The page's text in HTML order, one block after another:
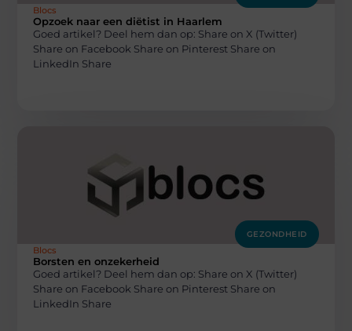
Blocs
Opzoek naar een diëtist in Haarlem
Goed artikel? Deel hem dan op: Share on X (Twitter)
Share on Facebook Share on Pinterest Share on
LinkedIn Share
GEZONDHEID
Blocs
Borsten en onzekerheid
Goed artikel? Deel hem dan op: Share on X (Twitter)
Share on Facebook Share on Pinterest Share on
LinkedIn Share